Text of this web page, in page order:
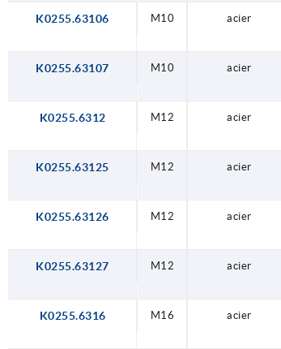
K0255.63106 M10 acier
K0255.63107 M10 acier
K0255.6312 M12 acier
K0255.63125 M12 acier
K0255.63126 M12 acier
K0255.63127 M12 acier
K0255.6316 M16 acier